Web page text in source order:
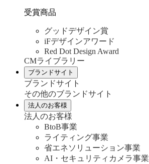
受賞商品
グッドデザイン賞
iFデザインアワード
Red Dot Design Award
CMライブラリー
ブランドサイト
ブランドサイト
その他のブランドサイト
法人のお客様
法人のお客様
BtoB事業
ライティング事業
省エネソリューション事業
AI・セキュリティカメラ事業